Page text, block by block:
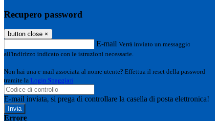
Recupero password
button close ×
E-mail Verrà inviato un messaggio
all'indirizzo indicato con le istruzioni necessarie.
Non hai una e-mail associata al nome utente? Effettua il reset della password
tramite la Login Spaggiari
E-mail inviata, si prega di controllare la casella di posta elettronica!
Errore